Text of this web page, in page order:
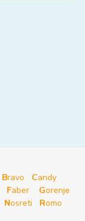
Bravo Candy
Faber Gorenje
Nosreti Romo